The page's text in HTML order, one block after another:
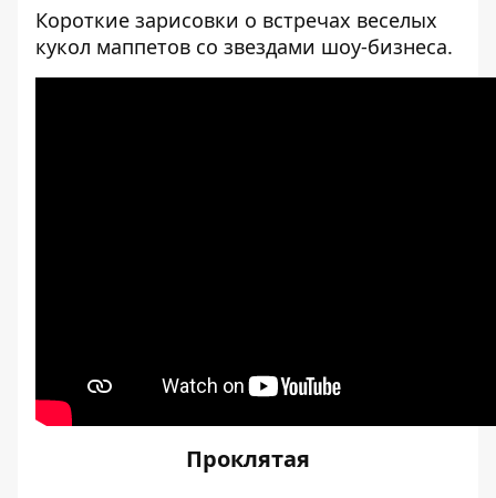
Короткие зарисовки о встречах веселых
кукол маппетов со звездами шоу-бизнеса.
Проклятая